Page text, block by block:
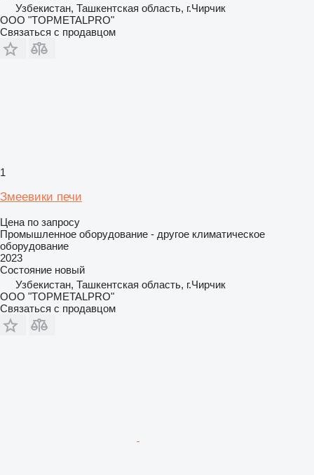
Узбекистан, Ташкентская область, г.Чирчик
ООО "TOPMETALPRO"
Связаться с продавцом
1
Змеевики печи
Цена по запросу
Промышленное оборудование - другое климатическое
оборудование
2023
Состояние новый
Узбекистан, Ташкентская область, г.Чирчик
ООО "TOPMETALPRO"
Связаться с продавцом